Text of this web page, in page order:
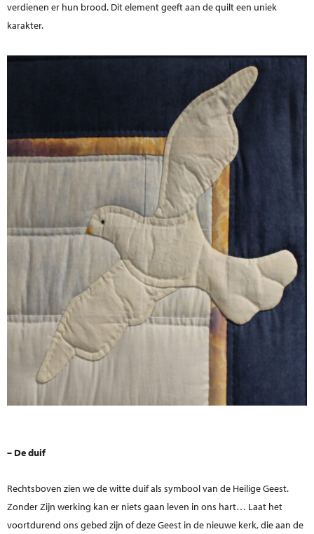
verdienen er hun brood. Dit element geeft aan de quilt een uniek
karakter.
– De duif
Rechtsboven zien we de witte duif als symbool van de Heilige Geest.
Zonder Zijn werking kan er niets gaan leven in ons hart… Laat het
voortdurend ons gebed zijn of deze Geest in de nieuwe kerk, die aan de